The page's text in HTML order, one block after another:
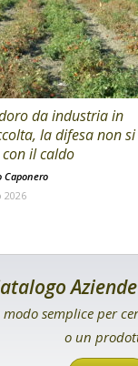
da industria in
la difesa non si
il caldo
Caponero
2026
modo semplice per
o un